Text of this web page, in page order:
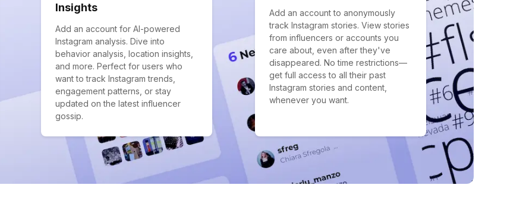
Insights
Add an account for AI-powered
Instagram analysis. Dive into
behavior analysis, location insights,
and more. Perfect for users who
want to track Instagram trends,
engagement patterns, or stay
updated on the latest influencer
gossip.
Add an account to anonymously
track Instagram stories. View stories
from influencers or accounts you
care about, even after they've
disappeared. No time restrictions—
get full access to all their past
Instagram stories and content,
whenever you want.